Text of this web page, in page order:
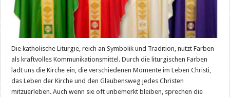
Die katholische Liturgie, reich an Symbolik und Tradition, nutzt Farben
als kraftvolles Kommunikationsmittel. Durch die liturgischen Farben
lädt uns die Kirche ein, die verschiedenen Momente im Leben Christi,
das Leben der Kirche und den Glaubensweg jedes Christen
mitzuerleben. Auch wenn sie oft unbemerkt bleiben, sprechen die